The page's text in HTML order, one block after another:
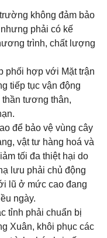
không đảm bảo
phải có kế
trình, chất lượng
phối hợp với Mặt trận
tiếp tục vận động
tương thân,
để bảo vệ vùng cây
vật tư hàng hoá và
tối đa thiệt hại do
lưu phải chủ động
lũ ở mức cao đang
ngày.
tỉnh phải chuẩn bị
Xuân, khôi phục các